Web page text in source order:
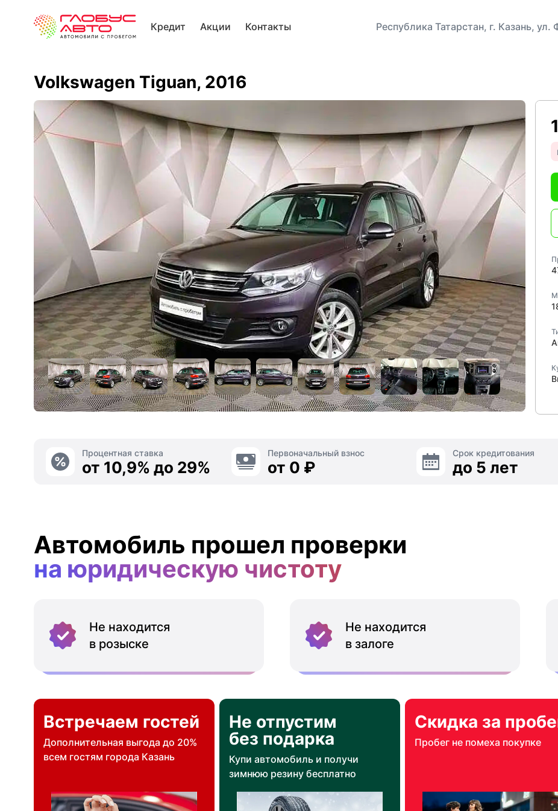
Кредит Акции Контакты Республика Татарстан, г. Казань,
Volkswagen Tiguan, 2016
Процентная ставка
от 10,9% до 29%
Первоначальный взнос
от 0 ₽
Срок кредитования
до 5 лет
Автомобиль прошел проверки
на юридическую чистоту
Не находится
в розыске
Не находится
в залоге
Встречаем гостей
Дополнительная выгода до 20%
всем гостям города Казань
Не отпустим
без подарка
Купи автомобиль и получи
зимнюю резину бесплатно
Скидка за
Пробег не помеха покупке